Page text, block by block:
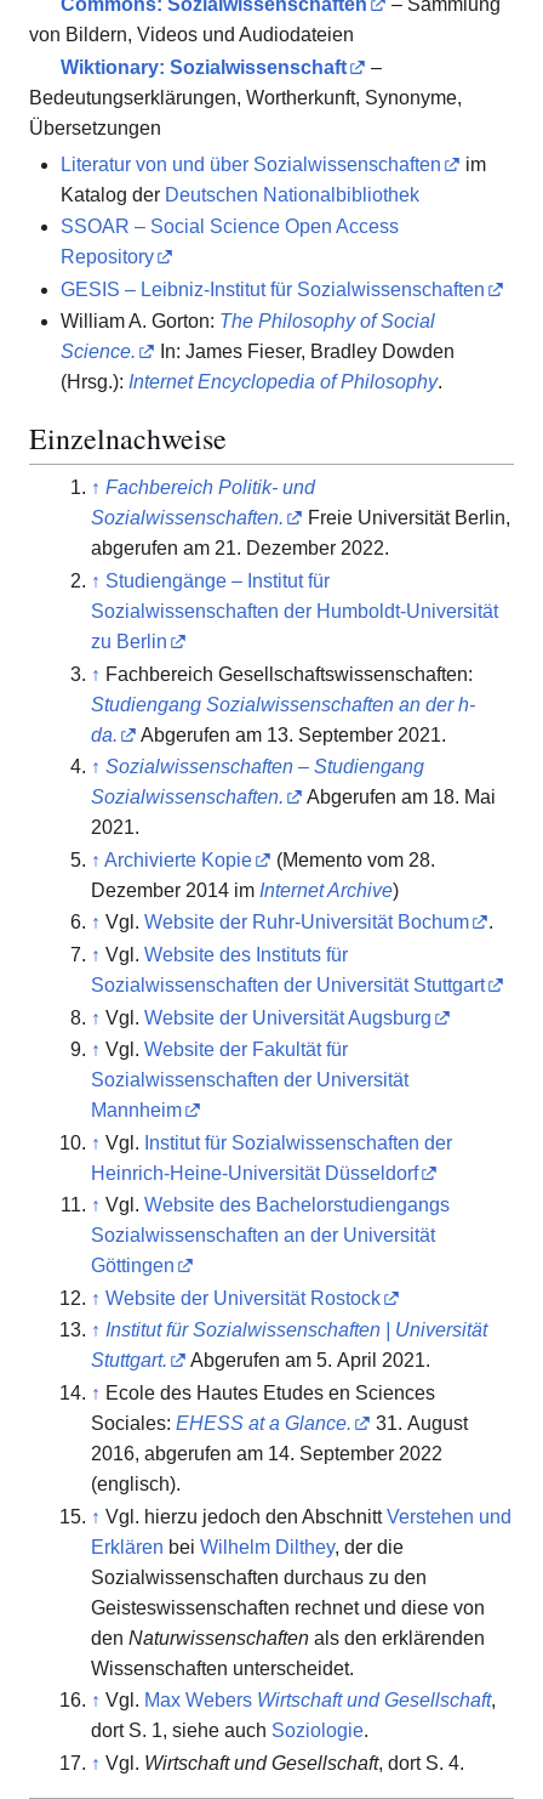
Commons: Sozialwissenschaften
– Sammlung
von Bildern, Videos und Audiodateien
Wiktionary: Sozialwissenschaft
–
Bedeutungserklärungen, Wortherkunft, Synonyme,
Übersetzungen
Literatur von und über Sozialwissenschaften
im
Katalog der Deutschen Nationalbibliothek
SSOAR – Social Science Open Access
Repository
GESIS – Leibniz-Institut für Sozialwissenschaften
William A. Gorton: The Philosophy of Social
Science.
In: James Fieser, Bradley Dowden
(Hrsg.): Internet Encyclopedia of Philosophy.
Einzelnachweise
↑ Fachbereich Politik- und
Sozialwissenschaften.
Freie Universität Berlin,
abgerufen am 21. Dezember 2022.
↑ Studiengänge – Institut für
Sozialwissenschaften der Humboldt-Universität
zu Berlin
↑ Fachbereich Gesellschaftswissenschaften:
Studiengang Sozialwissenschaften an der h-
da.
Abgerufen am 13. September 2021.
↑ Sozialwissenschaften – Studiengang
Sozialwissenschaften.
Abgerufen am 18. Mai
2021.
↑ Archivierte Kopie (Memento vom 28.
Dezember 2014 im Internet Archive)
↑ Vgl.Website der Ruhr-Universität Bochum
.
↑ Vgl.Website des Instituts für
Sozialwissenschaften der Universität Stuttgart
↑ Vgl.Website der Universität Augsburg
↑ Vgl.Website der Fakultät für
Sozialwissenschaften der Universität
Mannheim
↑ Vgl. Institut für Sozialwissenschaften der
Heinrich-Heine-Universität Düsseldorf
↑ Vgl.Website des Bachelorstudiengangs
Sozialwissenschaften an der Universität
Göttingen
↑ Website der Universität Rostock
↑ Institut für Sozialwissenschaften | Universität
Stuttgart.
Abgerufen am 5. April 2021.
↑ Ecole des Hautes Etudes en Sciences
Sociales:EHESS at a Glance.
31. August
2016, abgerufen am 14. September 2022
(englisch).
↑ Vgl. hierzu jedoch den AbschnittVerstehen und
Erklären beiWilhelm Dilthey, der die
Sozialwissenschaften durchaus zu den
Geisteswissenschaften rechnet und diese von
denNaturwissenschaften als den erklärenden
Wissenschaften unterscheidet.
↑ Vgl. Max Webers Wirtschaft und Gesellschaft,
dort S. 1, siehe auch Soziologie.
↑ Vgl. Wirtschaft und Gesellschaft, dort S. 4.